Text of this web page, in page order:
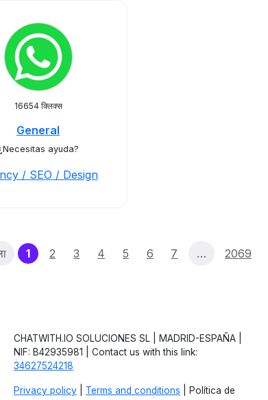
16654 क्लिक्स
General
ayuda?
/ SEO / Design
1(current)
2 3 4 5 6 7 … 2069
CHATWITH.IO SOLUCIONES SL | MADRID-ESPAÑA |
NIF: B42935981 | Contact us with this link:
34627524218
Privacy policy Terms and conditions | Política de